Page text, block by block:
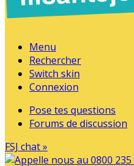
Menu
Rechercher
Switch skin
Connexion
Pose tes questions
Forums de discussion
FSJ chat »